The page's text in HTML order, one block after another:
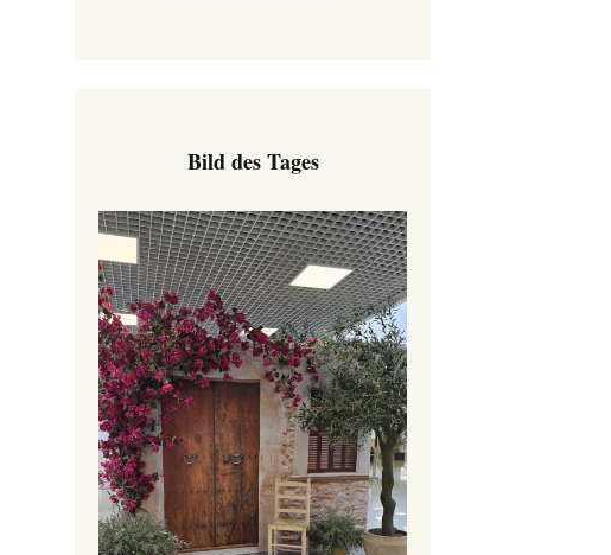
Bild des Tages